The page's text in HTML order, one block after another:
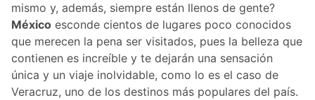
mismo y, además, siempre están llenos de gente?
México esconde cientos de lugares poco conocidos
que merecen la pena ser visitados, pues la belleza que
contienen es increíble y te dejarán una sensación
única y un viaje inolvidable, como lo es el caso de
Veracruz, uno de los destinos más populares del país.